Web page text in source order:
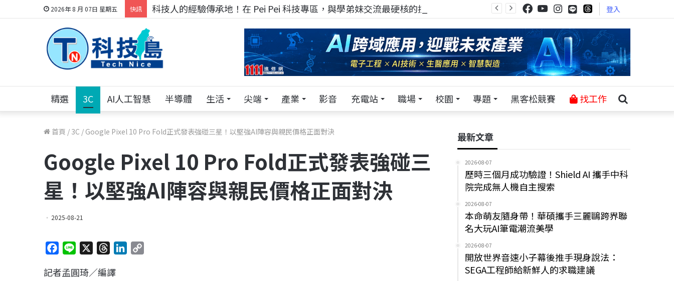
2026年 8 月 07日 星期五 快訊 科技人的經驗傳承地！在 Pei Pei 科技專區，與學弟妹交流最硬核的技術 登入
精選 3C AI人工智慧 半導體 生活 尖端 產業 影音 充電站 職場 校園 專題 黑客松競賽 找工作
首頁 / 3C / Google Pixel 10 Pro Fold正式發表強碰三星！以堅強AI陣容與親民價格正面對決
Google Pixel 10 Pro Fold正式發表強碰三
星！以堅強AI陣容與親民價格正面對決
2025-08-21
c
n
r
記者孟圓琦／編譯
最新文章
2026-08-07
歷時三個月成功驗證！Shield AI 攜手中科
院完成無人機自主搜索
2026-08-07
本命萌友隨身帶！華碩攜手三麗鷗跨界聯
名大玩AI筆電潮流美學
2026-08-07
開放世界音速小子幕後推手現身說法：
SEGA工程師給新鮮人的求職建議